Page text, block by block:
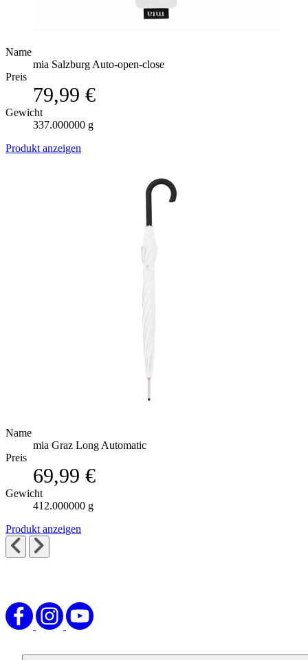
Name
mia Salzburg Auto-open-close
Preis
79,99 €
Gewicht
337.000000 g
Produkt anzeigen
Name
mia Graz Long Automatic
Preis
69,99 €
Gewicht
412.000000 g
Produkt anzeigen